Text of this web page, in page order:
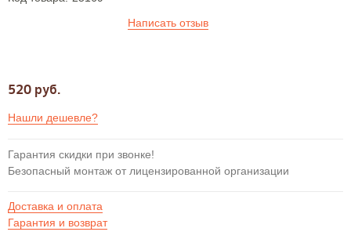
Написать отзыв
520 руб.
Нашли дешевле?
Гарантия скидки при звонке!
Безопасный монтаж от лицензированной организации
Доставка и оплата
Гарантия и возврат